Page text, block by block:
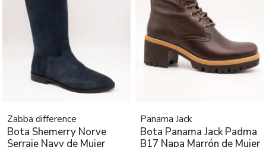
Zabba difference
Bota Shemerry Norve
Serraje Navy de Mujer
Panama Jack
Bota Panama Jack Padma
B17 Napa Marrón de Mujer